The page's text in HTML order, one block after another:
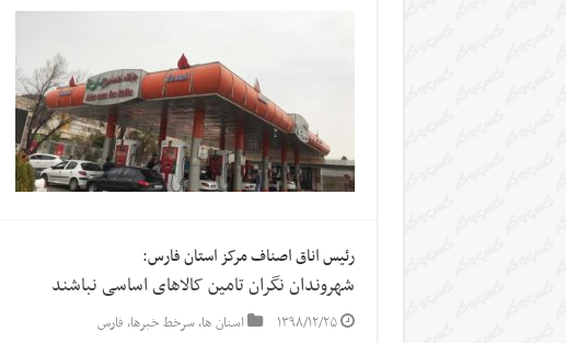
رئیس اناق اصناف مرکز استان فارس:
شهروندان نگران تامین کالاهای اساسی نباشند
۱۳۹۸/۱۲/۲۵ استان ها,سرخط خبرها, فارس